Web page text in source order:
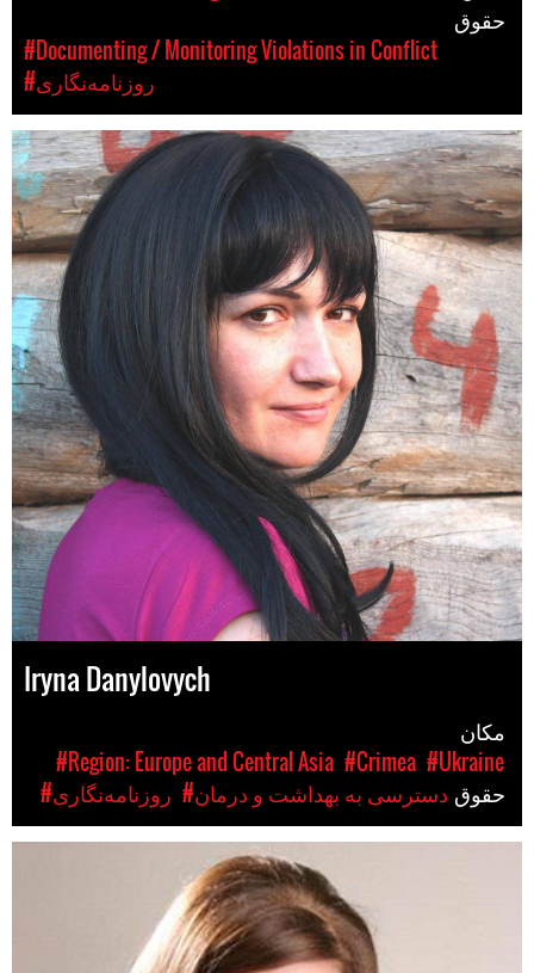
#Documenting / Monitoring Violations in Conflict
#روزنامه‌نگاری
Iryna Danylovych
#Region: Europe and Central Asia #Crimea #Ukraine
#روزنامه‌نگاری #دسترسی به بهداشت و درمان